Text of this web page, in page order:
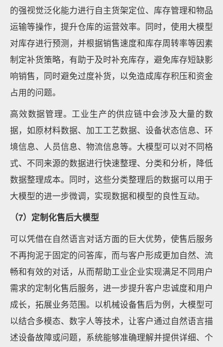
的强视觉泛化能力进行自主货架定位、库存管理和物品
运输等操作，提升仓库的运营效率。同时，使用大模型
对库存进行预测，并根据销售速度和库存周转率等因素
制定补货策略，有助于及时补充库存，避免库存短缺影
响销售，同时避免过度补货，以免造成库存积压和资金
占用的问题。
高效数据管理。工业生产的供应链中会涉及大量的数
据，如原材料数据、加工工艺数据、设备状态信息、环
境信息、人员信息、物流信息等。大模型可以对不同格
式、不同来源的数据进行快速整理、分类和分析，降低
数据整理成本。同时，这些分类整理后的数据可以用于
大模型的进一步微调，实现数据和模型的良性互动。
（7）定制化售后大模型
可以凭借在自然语言对话方面的巨大优势，使售后服务
不再拘泥于固定的问答库，而与客户形成更加自然、流
畅和有效的对话，从而帮助工业企业实现满足不同用户
需求的定制化售后服务，进一步提升客户忠诚度和用户
成长，拓展业务范围。以机械设备售后为例，大模型可
以结合多模态、数字人等技术，让客户通过自然语言描
述设备故障或问题，系统能够准确理解并提供详细、个